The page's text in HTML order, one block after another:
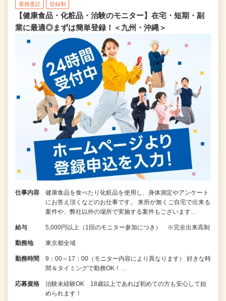
業務委託 登録制
【健康食品・化粧品・治験のモニター】在宅・短期・副
業に最適◎まずは簡単登録！＜九州・沖縄＞
仕事内容
健康食品を食べたり化粧品を使用し、身体測定やアンケート
にお答え頂くなどのお仕事です。 来所が無くご自宅で出来る
案件や、弊社以外の場所で実施する案件もございます…
給与 5,000円以上（1回のモニター参加につき） ※完全出来高制
勤務地 東京都全域
勤務時間
9：00～17：00（モニター内容により異なります） 好きな時
間＆タイミングで勤務OK！…
応募資格
治験未経験OK 18歳以上であれば初めての方も安心して始
められます！